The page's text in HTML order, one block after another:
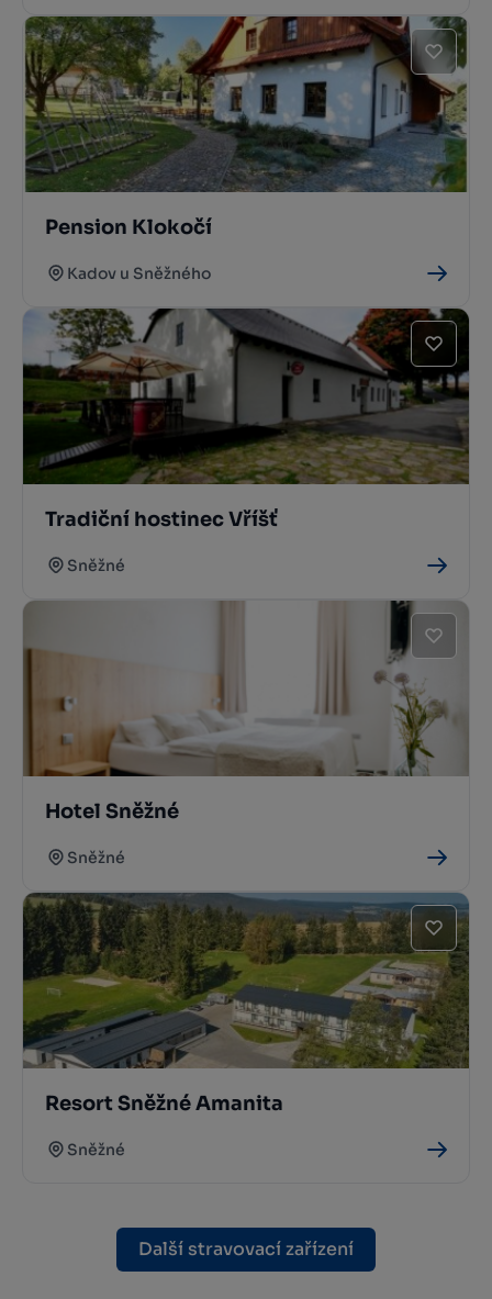
Pension Klokočí
Kadov u Sněžného
Tradiční hostinec Vříšť
Sněžné
Hotel Sněžné
Sněžné
Resort Sněžné Amanita
Sněžné
Další stravovací zařízení